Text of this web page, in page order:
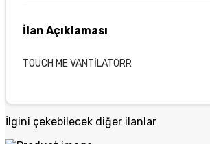
İlan Açıklaması
TOUCH ME VANTİLATÖRR
İlgini çekebilecek diğer ilanlar